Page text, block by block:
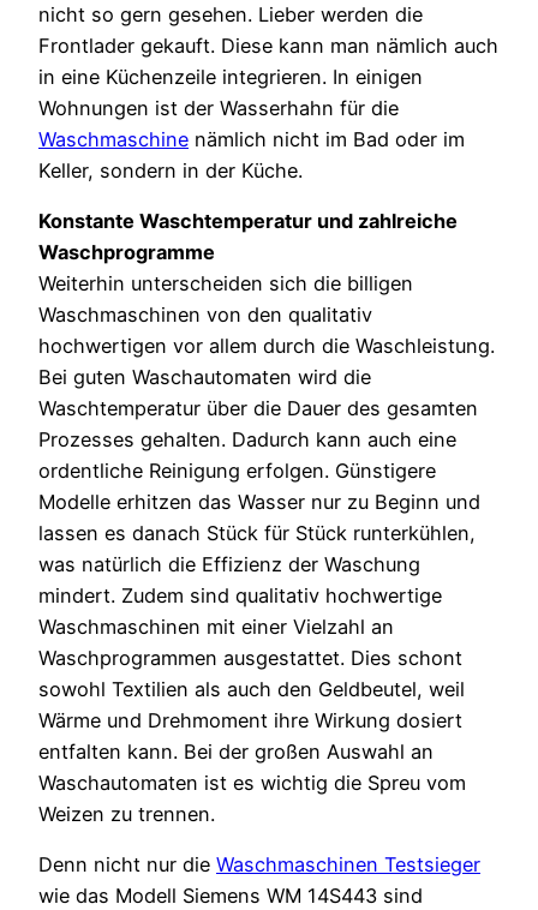
nicht so gern gesehen. Lieber werden die
Frontlader gekauft. Diese kann man nämlich auch
in eine Küchenzeile integrieren. In einigen
Wohnungen ist der Wasserhahn für die
Waschmaschine nämlich nicht im Bad oder im
Keller, sondern in der Küche.
Konstante Waschtemperatur und zahlreiche
Waschprogramme
Weiterhin unterscheiden sich die billigen
Waschmaschinen von den qualitativ
hochwertigen vor allem durch die Waschleistung.
Bei guten Waschautomaten wird die
Waschtemperatur über die Dauer des gesamten
Prozesses gehalten. Dadurch kann auch eine
ordentliche Reinigung erfolgen. Günstigere
Modelle erhitzen das Wasser nur zu Beginn und
lassen es danach Stück für Stück runterkühlen,
was natürlich die Effizienz der Waschung
mindert. Zudem sind qualitativ hochwertige
Waschmaschinen mit einer Vielzahl an
Waschprogrammen ausgestattet. Dies schont
sowohl Textilien als auch den Geldbeutel, weil
Wärme und Drehmoment ihre Wirkung dosiert
entfalten kann. Bei der großen Auswahl an
Waschautomaten ist es wichtig die Spreu vom
Weizen zu trennen.
Denn nicht nur die Waschmaschinen Testsieger
wie das Modell Siemens WM 14S443 sind